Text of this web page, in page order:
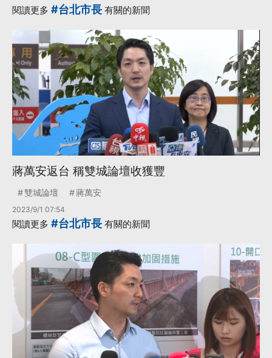
閱讀更多 #台北市長 有關的新聞
蔣萬安返台 稱雙城論壇收獲豐
雙城論壇 蔣萬安
2023/9/1 07:54
閱讀更多 #台北市長 有關的新聞